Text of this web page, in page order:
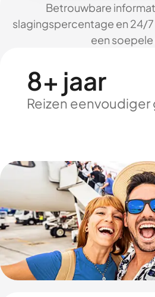
Betrouwbare
slagingspercentage en 24/
een soepele
8+ jaar
Reizen